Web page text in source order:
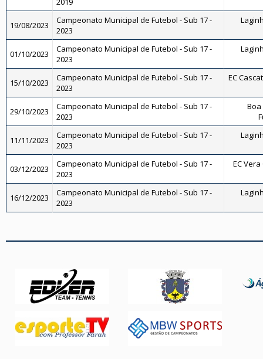
19/08/2023
Campeonato Municipal de Futebol - Sub 17 -
2023
01/10/2023
Campeonato Municipal de Futebol - Sub 17 -
2023
15/10/2023
Campeonato Municipal de Futebol - Sub 17 -
2023
EC
29/10/2023
Campeonato Municipal de Futebol - Sub 17 -
2023
Boa
11/11/2023
Campeonato Municipal de Futebol - Sub 17 -
2023
03/12/2023
Campeonato Municipal de Futebol - Sub 17 -
2023
EC
16/12/2023
Campeonato Municipal de Futebol - Sub 17 -
2023